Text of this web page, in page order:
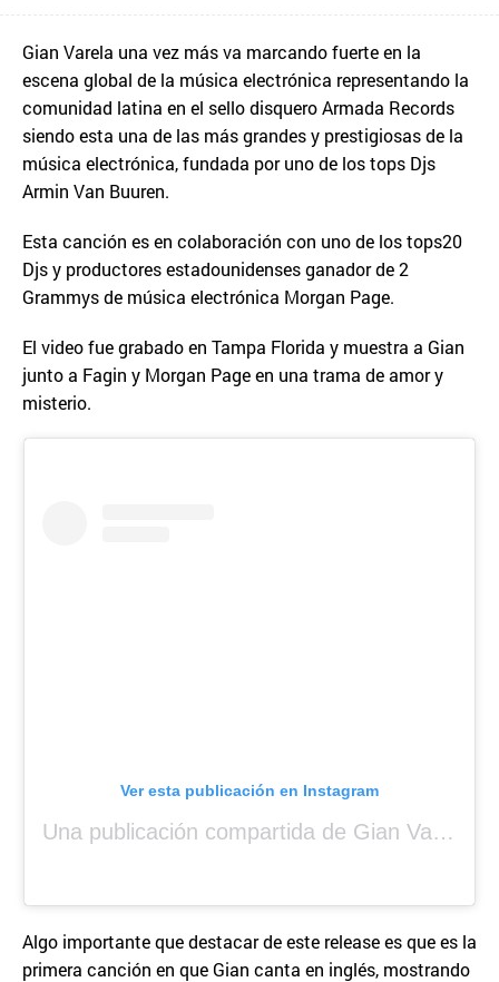
Gian Varela una vez más va marcando fuerte en la
escena global de la música electrónica representando la
comunidad latina en el sello disquero Armada Records
siendo esta una de las más grandes y prestigiosas de la
música electrónica, fundada por uno de los tops Djs
Armin Van Buuren.
Esta canción es en colaboración con uno de los tops20
Djs y productores estadounidenses ganador de 2
Grammys de música electrónica Morgan Page.
El video fue grabado en Tampa Florida y muestra a Gian
junto a Fagin y Morgan Page en una trama de amor y
misterio.
Ver esta publicación en Instagram
Una publicación compartida de Gian Varela (@gianvarela)
Algo importante que destacar de este release es que es la
primera canción en que Gian canta en inglés, mostrando